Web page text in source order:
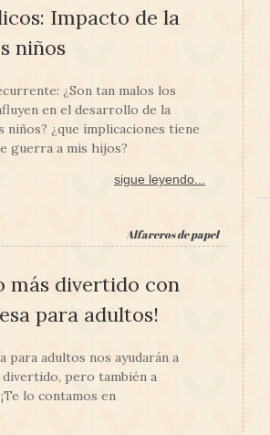
Impacto de la
niños
¿Son tan malos los
en el desarrollo de la
niños? ¿que implicaciones tiene
guerra a mis hijos?
sigue leyendo...
Alfareros de papel
más divertido con
para adultos!
para adultos nos ayudarán a
pero también a
lo contamos en